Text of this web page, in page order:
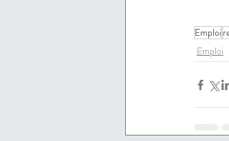
Emploi
Emploi